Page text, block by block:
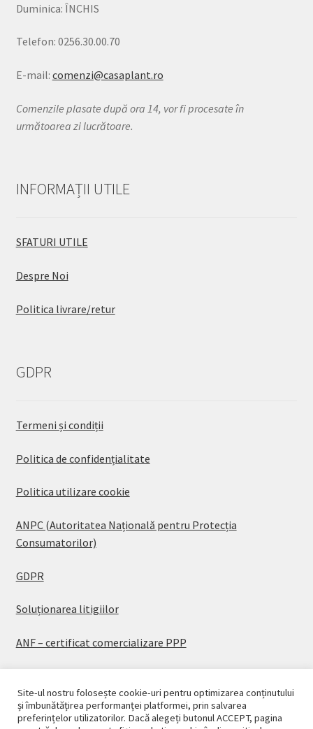
Duminica: ÎNCHIS
Telefon: 0256.30.00.70
E-mail: comenzi@casaplant.ro
Comenzile plasate după ora 14, vor fi procesate în
următoarea zi lucrătoare.
INFORMAȚII UTILE
SFATURI UTILE
Despre Noi
Politica livrare/retur
GDPR
Termeni și condiții
Politica de confidențialitate
Politica utilizare cookie
ANPC (Autoritatea Națională pentru Protecția
Consumatorilor)
GDPR
Soluționarea litigiilor
ANF – certificat comercializare PPP
Site-ul nostru folosește cookie-uri pentru optimizarea conținutului
și îmbunătățirea performanței platformei, prin salvarea
preferințelor utilizatorilor. Dacă alegeți butonul ACCEPT, pagina